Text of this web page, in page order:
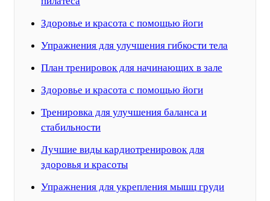
Здоровье и красота с помощью йоги
Упражнения для улучшения гибкости тела
План тренировок для начинающих в зале
Здоровье и красота с помощью йоги
Тренировка для улучшения баланса и
стабильности
Лучшие виды кардиотренировок для
здоровья и красоты
Упражнения для укрепления мышц груди